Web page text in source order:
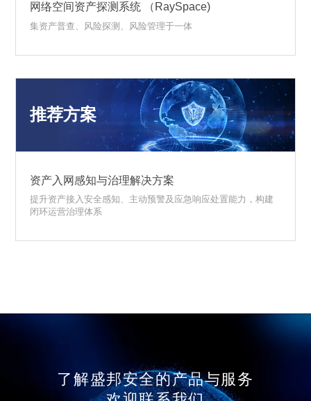
网络空间资产探测系统 （RaySpace)
集资产普查、风险探测、风险管理于一体
推荐方案
资产入网感知与治理解决方案
提升资产接入安全感知、主动预警及应急响应处置能力，构建
闭环运营治理体系
了解盛邦安全的产品与服务